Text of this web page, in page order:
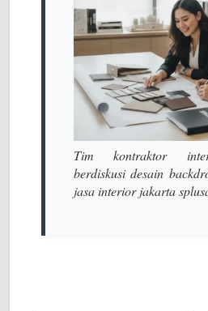
Tim kontraktor
berdiskusi desain
jasa interior jakarta